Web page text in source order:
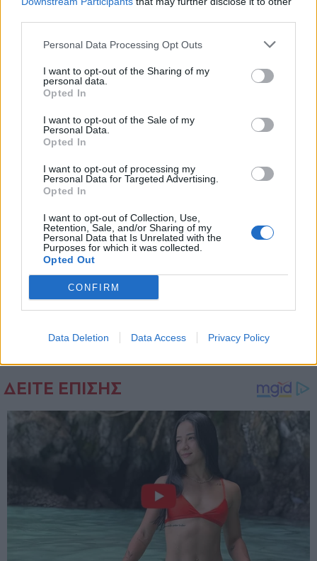
Personal Data Processing Opt Outs
I want to opt-out of the Sharing of my
personal data.
Opted In
I want to opt-out of the Sale of my
Personal Data.
Opted In
I want to opt-out of processing my
Personal Data for Targeted Advertising.
Opted In
I want to opt-out of Collection, Use,
Retention, Sale, and/or Sharing of my
Personal Data that Is Unrelated with the
Purposes for which it was collected.
Opted Out
CONFIRM
Data Deletion Data Access Privacy Policy
ΕΛΛΑΔΑ 02.06.2026 11:32
ΣΠΥΡΟΣ ΔΑΡΣΙΝΟΣ
Φυλακές Κορυδαλλού: Απέδρασε
48χρονος καταδικασμένος για ναρκωτικά
Αποδέχομαι τους
και την πολιτική απορρήτου
X